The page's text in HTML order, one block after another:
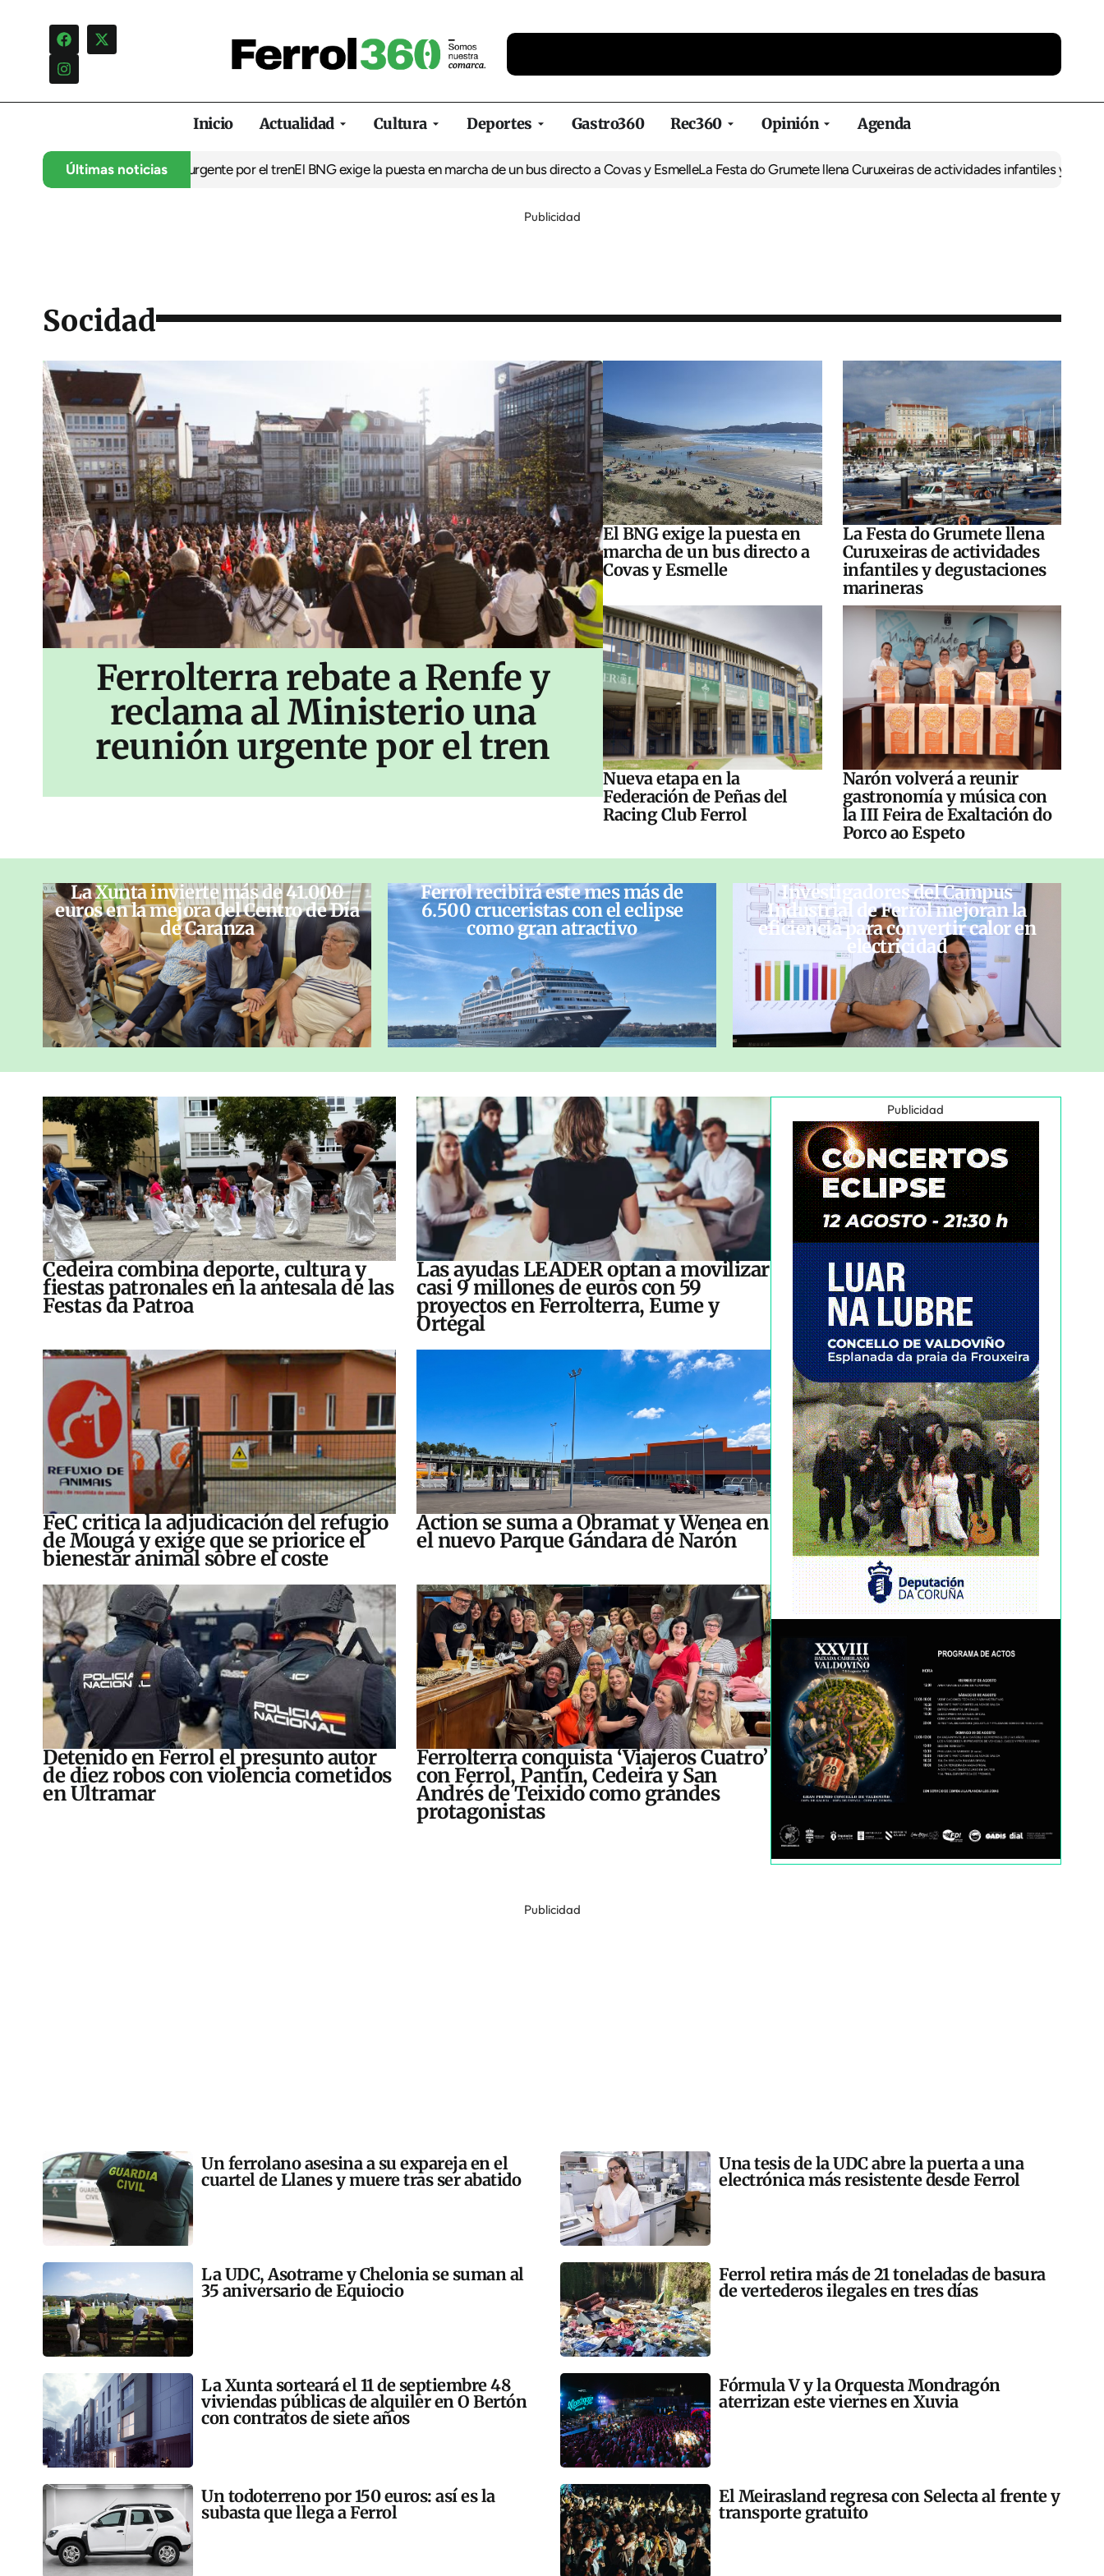
Inicio Actualidad Cultura Deportes Gastro360 Rec360 Opinión Agenda
Últimas noticias
una reunión urgente por el trenEl BNG exige la puesta en marcha de un bus directo a Covas y EsmelleLa Festa do Grumete llena Curuxeiras de actividades infantiles y degustaciones
Publicidad
Socidad
Ferrolterra rebate a Renfe y
reclama al Ministerio una
reunión urgente por el tren
El BNG exige la puesta en
marcha de un bus directo a
Covas y Esmelle
La Festa do Grumete llena
Curuxeiras de actividades
infantiles y degustaciones
marineras
Nueva etapa en la
Federación de Peñas del
Racing Club Ferrol
Narón volverá a reunir
gastronomía y música con
la III Feira de Exaltación do
Porco ao Espeto
La Xunta invierte más de 41.000
euros en la mejora del Centro de Día
de Caranza
Ferrol recibirá este mes más de
6.500 cruceristas con el eclipse
como gran atractivo
Investigadores del Campus
Industrial de Ferrol mejoran la
eficiencia para convertir calor en
electricidad
Cedeira combina deporte, cultura y
fiestas patronales en la antesala de las
Festas da Patroa
Las ayudas LEADER optan a movilizar
casi 9 millones de euros con 59
proyectos en Ferrolterra, Eume y
Ortegal
FeC critica la adjudicación del refugio
de Mougá y exige que se priorice el
bienestar animal sobre el coste
Action se suma a Obramat y Wenea en
el nuevo Parque Gándara de Narón
Detenido en Ferrol el presunto autor
de diez robos con violencia cometidos
en Ultramar
Ferrolterra conquista ‘Viajeros Cuatro’
con Ferrol, Pantín, Cedeira y San
Andrés de Teixido como grandes
protagonistas
Publicidad
Publicidad
Un ferrolano asesina a su expareja en el
cuartel de Llanes y muere tras ser abatido
Una tesis de la UDC abre la puerta a una
electrónica más resistente desde Ferrol
La UDC, Asotrame y Chelonia se suman al
35 aniversario de Equiocio
Ferrol retira más de 21 toneladas de basura
de vertederos ilegales en tres días
La Xunta sorteará el 11 de septiembre 48
viviendas públicas de alquiler en O Bertón
con contratos de siete años
Fórmula V y la Orquesta Mondragón
aterrizan este viernes en Xuvia
Un todoterreno por 150 euros: así es la
subasta que llega a Ferrol
El Meirasland regresa con Selecta al frente y
transporte gratuito